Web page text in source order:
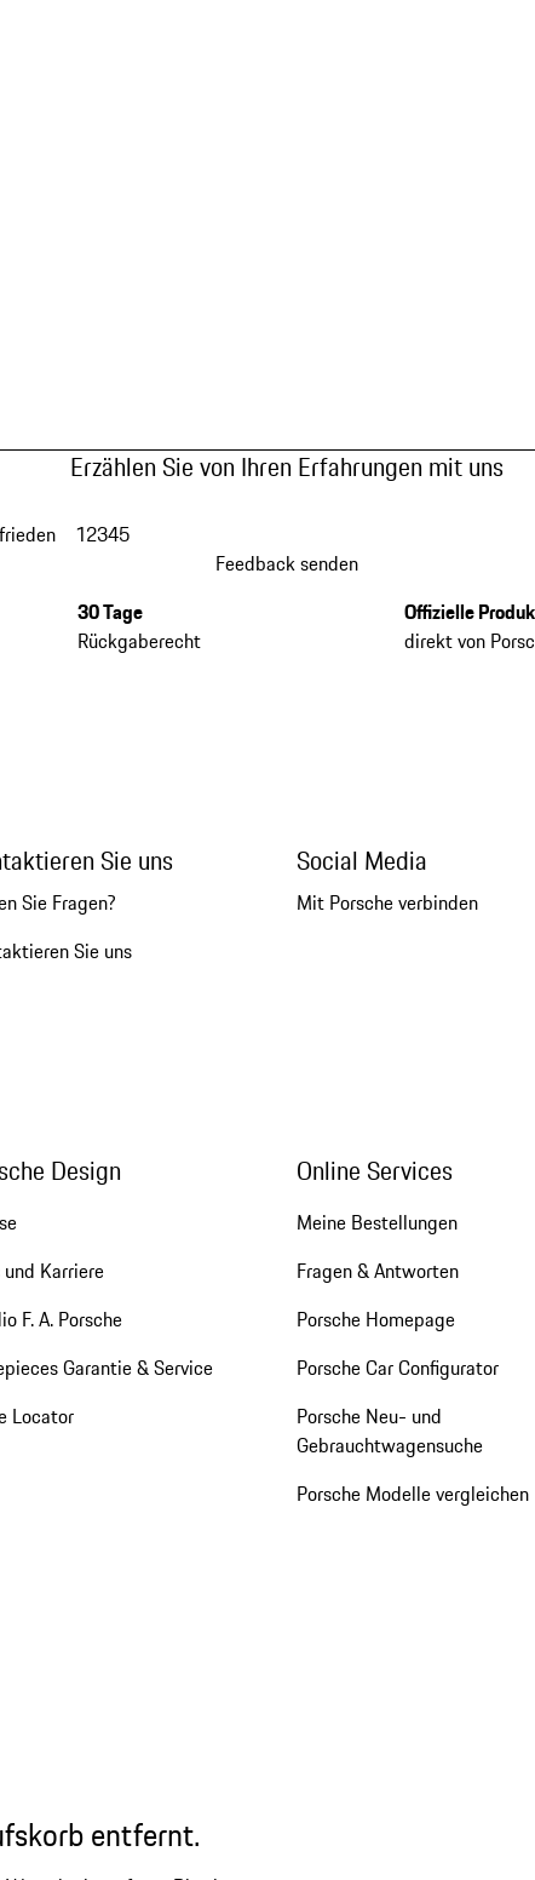
Erzählen Sie von Ihren Erfahrungen mit uns
12345
Feedback senden
30 Tage
Rückgaberecht
Offizielle
direkt von
Sie uns
Sie Fragen?
Sie uns
Social Media
Mit Porsche verbinden
Design
und Karriere
F. A. Porsche
Garantie & Service
Locator
Online Services
Meine Bestellungen
Fragen & Antworten
Porsche Homepage
Porsche Car Configurator
Porsche Neu- und
Gebrauchtwagensuche
Porsche Modelle vergleichen
entfernt.